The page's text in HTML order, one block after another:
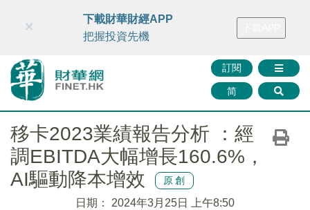
財華智庫網 FINTV FINMETA 財華證券 媒體矩陣
訂閱
简
×
下載財華財經APP
把握投資先機
移卡2023業績報告分析 ：經
調EBITDA大幅增長160.6%，
AI驅動降本增效
原創
日期： 2024年3月25日 上午8:50